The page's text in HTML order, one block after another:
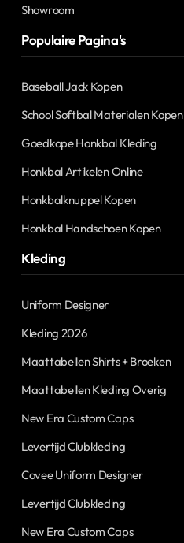
Showroom
Populaire Pagina's
Baseball Jack Kopen
School Softbal Materialen Kopen
Goedkope Honkbal Kleding
Honkbal Artikelen Online
Honkbalknuppel Kopen
Honkbal Handschoen Kopen
Kleding
Uniform Designer
Kleding 2026
Maattabellen Shirts + Broeken
Maattabellen Kleding Overig
New Era Custom Caps
Levertijd Clubkleding
Covee Uniform Designer
Levertijd Clubkleding
New Era Custom Caps